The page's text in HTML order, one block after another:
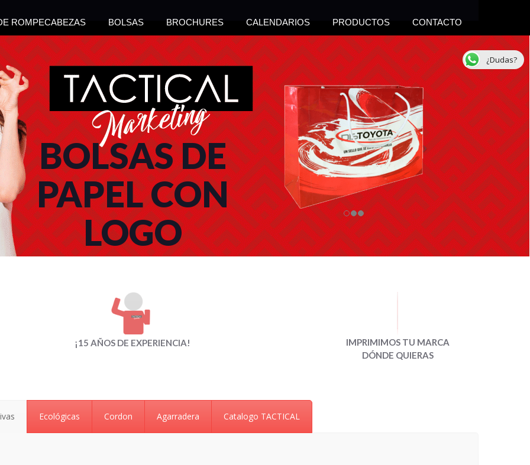
ROMPECABEZAS BOLSAS BROCHURES CALENDARIOS PRODUCTOS CONTACTO
BOLSAS DE
PAPEL CON
LOGO
¡15 AÑOS DE EXPERIENCIA!
IMPRIMIMOS TU MARCA
DÓNDE QUIERAS
Ecológicas Cordon Agarradera Catalogo TACTICAL
¿Dudas?